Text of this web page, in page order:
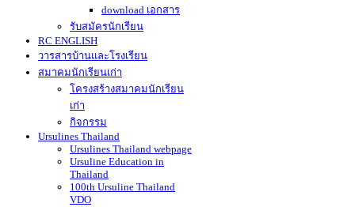
download เอกสาร
รับสมัครนักเรียน
RC ENGLISH
วารสารบ้านและโรงเรียน
สมาคมนักเรียนเก่า
โครงสร้างสมาคมนักเรียน
เก่า
กิจกรรม
Ursulines Thailand
Ursulines Thailand webpage
Ursuline Education in
Thailand
100th Ursuline Thailand
VDO